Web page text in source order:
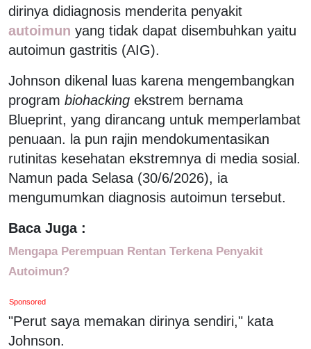
dirinya didiagnosis menderita penyakit
autoimun yang tidak dapat disembuhkan yaitu
autoimun gastritis (AIG).
Johnson dikenal luas karena mengembangkan
program biohacking ekstrem bernama
Blueprint, yang dirancang untuk memperlambat
penuaan. la pun rajin mendokumentasikan
rutinitas kesehatan ekstremnya di media sosial.
Namun pada Selasa (30/6/2026), ia
mengumumkan diagnosis autoimun tersebut.
Baca Juga :
Mengapa Perempuan Rentan Terkena Penyakit
Autoimun?
Sponsored
"Perut saya memakan dirinya sendiri," kata
Johnson.